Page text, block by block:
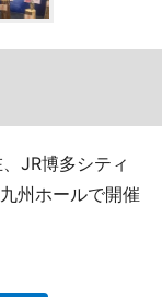
JR博多シティ
州ホールで開催